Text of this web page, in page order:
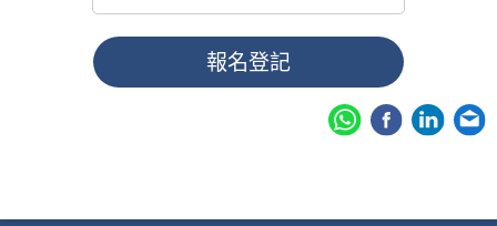
報名登記